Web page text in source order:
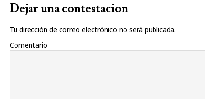
Dejar una contestacion
Tu dirección de correo electrónico no será publicada.
Comentario